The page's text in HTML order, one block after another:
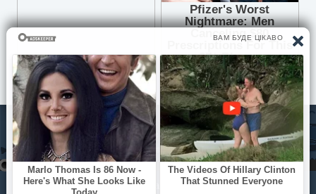
© Pisni.Club 2020 - 2026 З будь-яких питань звертайтесь на
пошту
your.feedback.tpl@gmail.com
Прилетіла канарейка